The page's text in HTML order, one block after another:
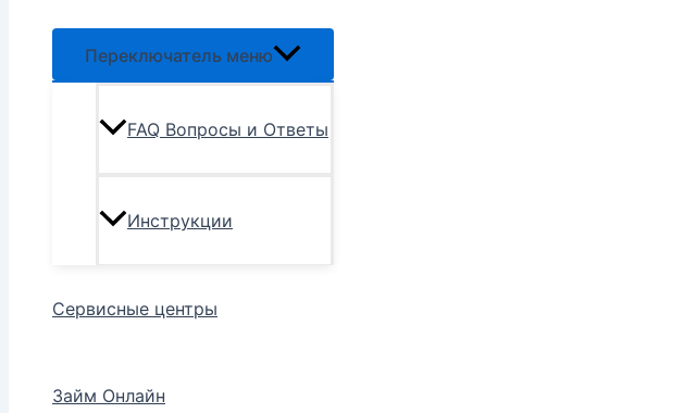
Переключатель меню
FAQ Вопросы и Ответы
Инструкции
Сервисные центры
Займ Онлайн